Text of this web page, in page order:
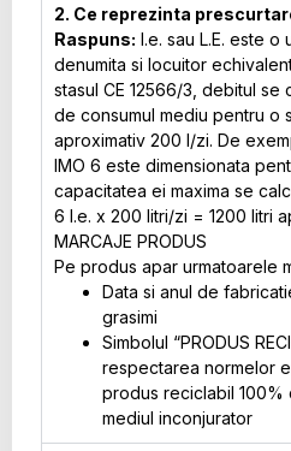
2. Ce reprezinta
Raspuns: l.e. sau L.E. este o
denumita si locuitor
stasul CE 12566/3, debitul se
de consumul mediu pentru o
aproximativ 200 l/zi. De
IMO 6 este dimensionata
capacitatea ei maxima se
6 l.e. x 200 litri/zi = 1200 litri
MARCAJE PRODUS
Pe produs apar urmatoarele
Data si anul de
grasimi
Simbolul “PRODUS
respectarea normelor
produs reciclabil
mediul inconjurator